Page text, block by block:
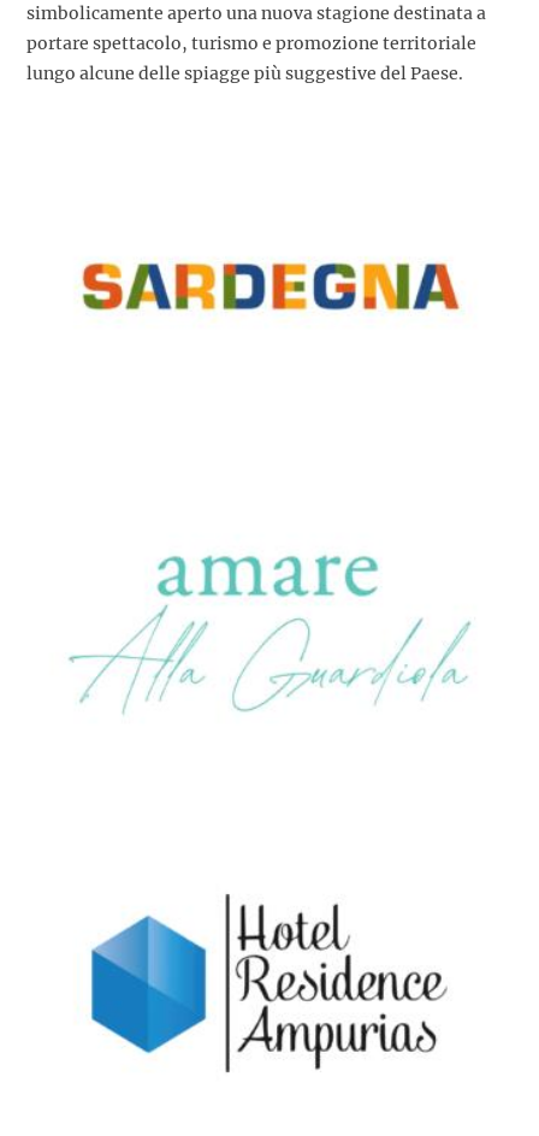
simbolicamente aperto una nuova stagione destinata a
portare spettacolo, turismo e promozione territoriale
lungo alcune delle spiagge più suggestive del Paese.